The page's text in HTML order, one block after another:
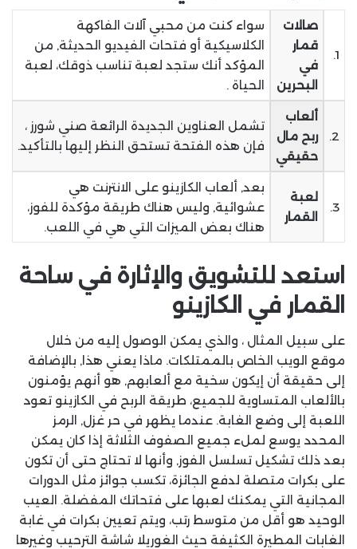
1.
صالات
قمار
في
البحرين
سواء كنت من محبي آلات الفاكهة
الكلاسيكية أو فتحات الفيديو الحديثة, من
المؤكد أنك ستجد لعبة تناسب ذوقك، لعبة
الحياة .
2.
ألعاب
ربح مال
حقيقي
تشمل العناوين الجديدة الرائعة صني شورز ،
فإن هذه الفتحة تستحق النظر إليها بالتأكيد.
3.
لعبة
القمار
بعد, ألعاب الكازينو على الانترنت هي
عشوائية, وليس هناك طريقة مؤكدة للفوز،
هناك بعض الميزات التي هي في اللعب.
استعد للتشويق والإثارة في ساحة
القمار في الكازينو
على سبيل المثال ، والذي يمكن الوصول إليه من خلال
موقع الويب الخاص بالممتلكات. ماذا يعني هذا, بالإضافة
إلى حقيقة أن إيكون سخية مع ألعابهم, هو أنهم يؤمنون
بالألعاب المتساوية للجميع، طريقة الربح في الكازينو تعود
اللعبة إلى وضع الغابة. عندما يظهر في حر غزل, الرمز
المحدد يوسع لملء جميع الصفوف الثلاثة إذا كان يمكن
بعد ذلك تشكيل تسلسل الفوز, وأنها لا تحتاج حتى أن تكون
على بكرات متصلة لدفع الجائزة، تكسب جوائز مثل الدورات
المجانية التي يمكنك لعبها على فتحاتك المفضلة. العيب
الوحيد هو أقل من متوسط رتب، ويتم تعيين بكرات في غابة
الغابات المطيرة الكثيفة حيث الغوريلا شاشة الترحيب وغيرها